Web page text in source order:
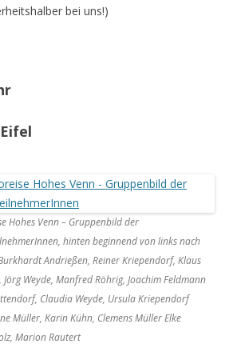
bei uns!)
Hohes Venn – Gruppenbild der
hinten beginnend von links nach
Andrießen, Reiner Kriependorf, Klaus
Jörg Weyde, Manfred Röhrig, Joachim Feldmann
Claudia Weyde, Ursula Kriependorf
Müller, Karin Kühn, Clemens Müller Elke
Marion Rautert